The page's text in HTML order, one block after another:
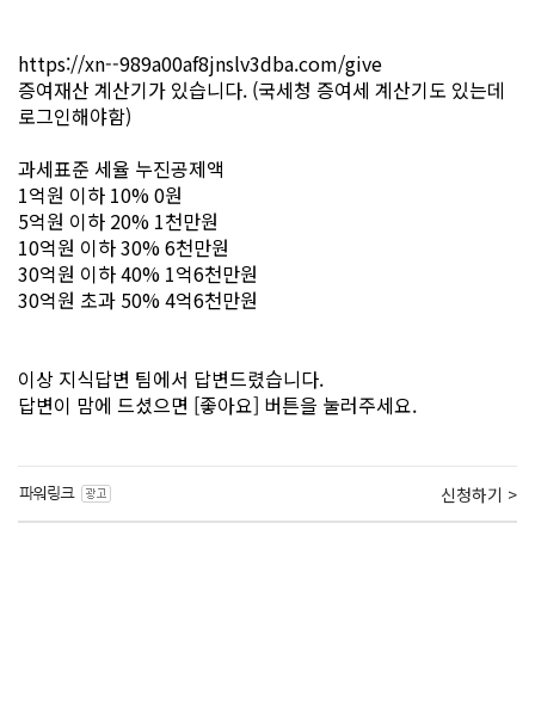
https://xn--989a00af8jnslv3dba.com/give
증여재산 계산기가 있습니다. (국세청 증여세 계산기도 있는데
로그인해야함)
과세표준 세율 누진공제액
1억원 이하 10% 0원
5억원 이하 20% 1천만원
10억원 이하 30% 6천만원
30억원 이하 40% 1억6천만원
30억원 초과 50% 4억6천만원
이상 지식답변 팀에서 답변드렸습니다.
답변이 맘에 드셨으면 [좋아요] 버튼을 눌러주세요.
신청하기 >